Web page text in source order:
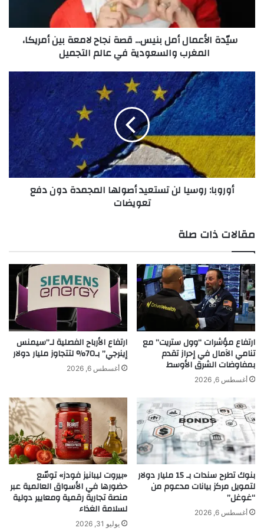
View this post on Instagram
A post shared by Hyatt Regency Riyadh Olaya (@hyattregencyriyadholaya)
ع
م
ل
ب
ن
ي
س
.
.
ن
ج
ا
ح
ل
ا
م
ع
ة
ب
ي
ن
ر
ي
ك
ا
،
ا
ل
م
غ
سيّدة الأعمال أمل بنيس... قصة نجاح لامعة بين أمريكا،
المغرب والسعودية في عالم التجميل
ر
و
ب
ا
:
ر
و
ن
ت
س
ت
ع
ي
د
أ
ص
و
ل
ه
ل
م
ج
م
د
ة
د
و
ن
أوروبا: روسيا لن تستعيد أصولها المجمدة دون دفع
تعويضات
مقالات ذات صلة
ارتفاع مؤشرات “وول ستريت” مع
تنامي الآمال في إحراز تقدم
بمفاوضات الشرق الأوسط
أغسطس 6, 2026
ارتفاع الأرباح الفصلية لـ”سيمنس
إينرجي” بـ70% لتتجاوز مليار دولار
أغسطس 6, 2026
بنوك تطرح سندات بـ 15 مليار دولار
لتمويل مركز بيانات مدعوم من
“غوغل”
أغسطس 6, 2026
«بيروت ليبانيز فودز» توسّع
حضورها في الأسواق العالمية عبر
منصة تجارية رقمية ومعايير دولية
لسلامة الغذاء
يوليو 31, 2026